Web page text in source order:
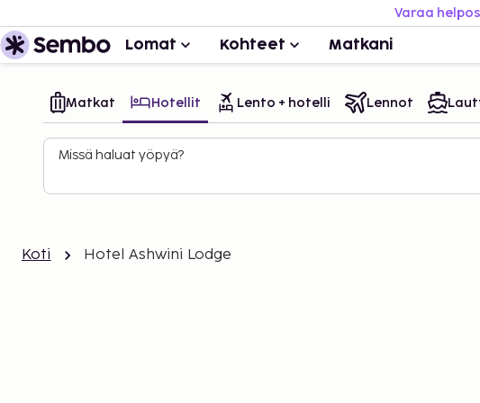
Varaa
Lomat Kohteet Matkani
Matkat Hotellit Lento + hotelli Lennot
Missä haluat yöpyä?
Koti Hotel Ashwini Lodge